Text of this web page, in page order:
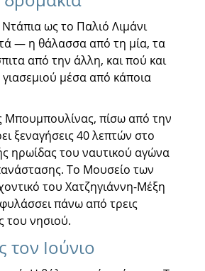
ως το Παλιό Λιμάνι
— η θάλασσα από τη μία, τα
από την άλλη, και πού και
μέσα από κάποια
Μπουμπουλίνας, πίσω από την
ξεναγήσεις 40 λεπτών στο
ηρωίδας του ναυτικού αγώνα
Το Μουσείο των
του Χατζηγιάννη-Μέξη
πάνω από τρεις
του νησιού.
τον Ιούνιο